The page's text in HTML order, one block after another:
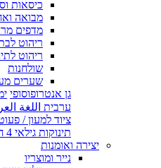
כיסאות
מבואה
מדפים
ריהוט
ריהוט
שולחנות
שערים
גן אנטרופוסופי
ערבית اللغة
ציוד למעון / פעוטון -
תינוקות גילאי 4 חד' - שנה
יצירה ואומנות
נייר ומוצריו